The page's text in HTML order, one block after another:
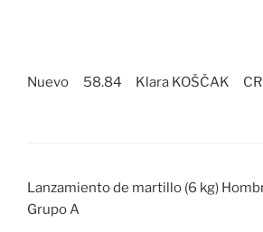
Nuevo 58.84 Klara KOŠČAK
Lanzamiento de martillo (6 kg)
Grupo A